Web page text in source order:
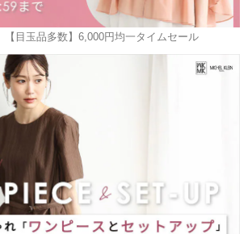
【目玉品多数】6,000円均一タイムセール